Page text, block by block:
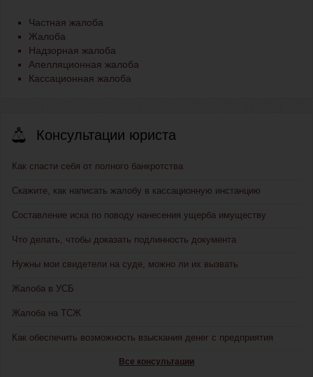
Частная жалоба
Жалоба
Надзорная жалоба
Апелляционная жалоба
Кассационная жалоба
Консультации юриста
Как спасти себя от полного банкротства
Скажите, как написать жалобу в кассационную инстанцию
Составление иска по поводу нанесения ущерба имуществу
Что делать, чтобы доказать подлинность документа
Нужны мои свидетели на суде, можно ли их вызвать
Жалоба в УСБ
Жалоба на ТСЖ
Как обеспечить возможность взыскания денег с предприятия
Все консультации